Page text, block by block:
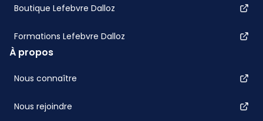
Boutique Lefebvre Dalloz
Formations Lefebvre Dalloz
À propos
Nous connaître
Nous rejoindre